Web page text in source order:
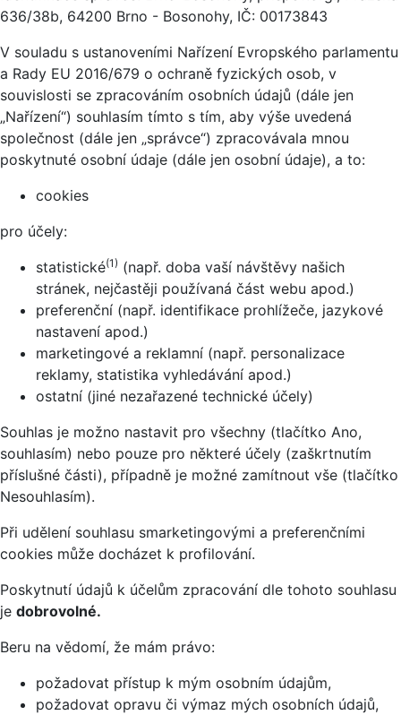
636/38b, 64200 Brno - Bosonohy, IČ: 00173843
V souladu s ustanoveními Nařízení Evropského parlamentu
a Rady EU 2016/679 o ochraně fyzických osob, v
souvislosti se zpracováním osobních údajů (dále jen
„Nařízení“) souhlasím tímto s tím, aby výše uvedená
společnost (dále jen „správce“) zpracovávala mnou
poskytnuté osobní údaje (dále jen osobní údaje), a to:
cookies
pro účely:
statistické(1) (např. doba vaší návštěvy našich
stránek, nejčastěji používaná část webu apod.)
preferenční (např. identifikace prohlížeče, jazykové
nastavení apod.)
marketingové a reklamní (např. personalizace
reklamy, statistika vyhledávání apod.)
ostatní (jiné nezařazené technické účely)
Souhlas je možno nastavit pro všechny (tlačítko Ano,
souhlasím) nebo pouze pro některé účely (zaškrtnutím
příslušné části), případně je možné zamítnout vše (tlačítko
Nesouhlasím).
Při udělení souhlasu smarketingovými a preferenčními
cookies může docházet k profilování.
Poskytnutí údajů k účelům zpracování dle tohoto souhlasu
je dobrovolné.
Beru na vědomí, že mám právo:
požadovat přístup k mým osobním údajům,
požadovat opravu či výmaz mých osobních údajů,